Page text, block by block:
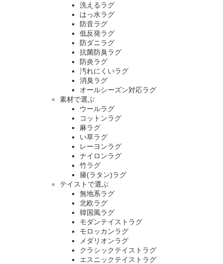
洗えるラグ
はっ水ラグ
防音ラグ
低反発ラグ
防ダニラグ
抗菌防臭ラグ
防炎ラグ
汚れにくいラグ
消臭ラグ
オールシーズン対応ラグ
素材で選ぶ
ウールラグ
コットンラグ
麻ラグ
い草ラグ
レーヨンラグ
ナイロンラグ
竹ラグ
籐(ラタン)ラグ
テイストで選ぶ
無地系ラグ
北欧ラグ
韓国風ラグ
モダンテイストラグ
モロッカンラグ
メダリオンラグ
クラシックテイストラグ
エスニックテイストラグ